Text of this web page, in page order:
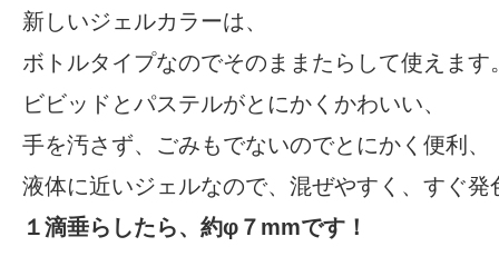
新しいジェルカラーは、
ボトルタイプなのでそのままたらして使えます
ビビッドとパステルがとにかくかわいい、
手を汚さず、ごみもでないのでとにかく便利、
液体に近いジェルなので、混ぜやすく、すぐ発
１滴垂らしたら、約φ７mmです！